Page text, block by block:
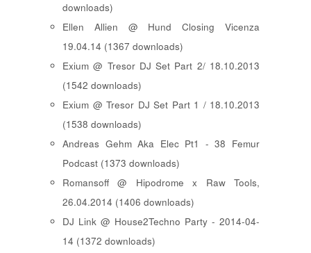
downloads)
Ellen Allien @ Hund Closing Vicenza
19.04.14 (1367 downloads)
Exium @ Tresor DJ Set Part 2/ 18.10.2013
(1542 downloads)
Exium @ Tresor DJ Set Part 1 / 18.10.2013
(1538 downloads)
Andreas Gehm Aka Elec Pt1 - 38 Femur
Podcast (1373 downloads)
Romansoff @ Hipodrome x Raw Tools,
26.04.2014 (1406 downloads)
DJ Link @ House2Techno Party - 2014-04-
14 (1372 downloads)